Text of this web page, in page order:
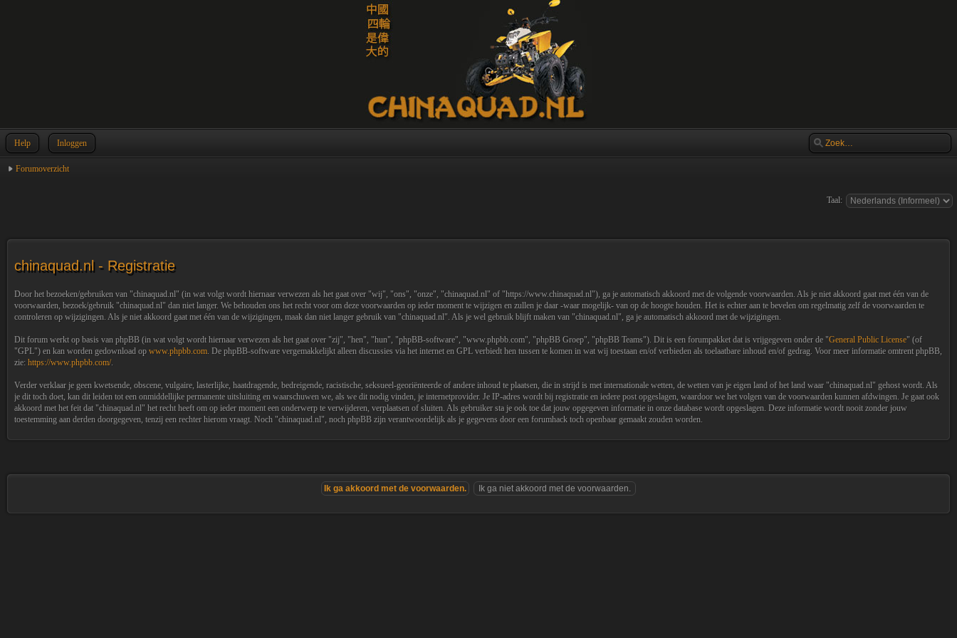
Help Inloggen
Forumoverzicht
Taal:
chinaquad.nl - Registratie
Door het bezoeken/gebruiken van "chinaquad.nl" (in wat volgt wordt hiernaar verwezen als het gaat over "wij", "ons", "onze", "chinaquad.nl" of "https://www.chinaquad.nl"), ga je automatisch akkoord met de volgende voorwaarden. Als je niet akkoord gaat met één van de
voorwaarden, bezoek/gebruik "chinaquad.nl" dan niet langer. We behouden ons het recht voor om deze voorwaarden op ieder moment te wijzigen en zullen je daar -waar mogelijk- van op de hoogte houden. Het is echter aan te bevelen om regelmatig zelf de voorwaarden te
controleren op wijzigingen. Als je niet akkoord gaat met één van de wijzigingen, maak dan niet langer gebruik van "chinaquad.nl". Als je wel gebruik blijft maken van "chinaquad.nl", ga je automatisch akkoord met de wijzigingen.
Dit forum werkt op basis van phpBB (in wat volgt wordt hiernaar verwezen als het gaat over "zij", "hen", "hun", "phpBB-software", "www.phpbb.com", "phpBB Groep", "phpBB Teams"). Dit is een forumpakket dat is vrijgegeven onder de "General Public License" (of
"GPL") en kan worden gedownload op www.phpbb.com. De phpBB-software vergemakkelijkt alleen discussies via het internet en GPL verbiedt hen tussen te komen in wat wij toestaan en/of verbieden als toelaatbare inhoud en/of gedrag. Voor meer informatie omtrent phpBB,
zie: https://www.phpbb.com/.
Verder verklaar je geen kwetsende, obscene, vulgaire, lasterlijke, haatdragende, bedreigende, racistische, seksueel-georiënteerde of andere inhoud te plaatsen, die in strijd is met internationale wetten, de wetten van je eigen land of het land waar "chinaquad.nl" gehost wordt. Als
je dit toch doet, kan dit leiden tot een onmiddellijke permanente uitsluiting en waarschuwen we, als we dit nodig vinden, je internetprovider. Je IP-adres wordt bij registratie en iedere post opgeslagen, waardoor we het volgen van de voorwaarden kunnen afdwingen. Je gaat ook
akkoord met het feit dat "chinaquad.nl" het recht heeft om op ieder moment een onderwerp te verwijderen, verplaatsen of sluiten. Als gebruiker sta je ook toe dat jouw opgegeven informatie in onze database wordt opgeslagen. Deze informatie wordt nooit zonder jouw
toestemming aan derden doorgegeven, tenzij een rechter hierom vraagt. Noch "chinaquad.nl", noch phpBB zijn verantwoordelijk als je gegevens door een forumhack toch openbaar gemaakt zouden worden.